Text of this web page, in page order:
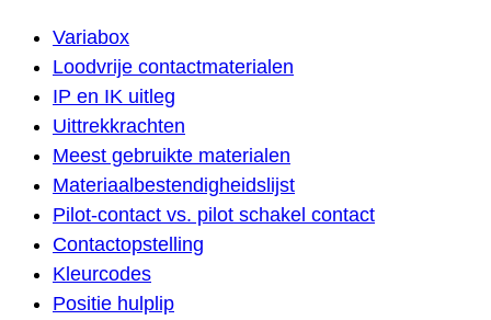
Variabox
Loodvrije contactmaterialen
IP en IK uitleg
Uittrekkrachten
Meest gebruikte materialen
Materiaalbestendigheidslijst
Pilot-contact vs. pilot schakel contact
Contactopstelling
Kleurcodes
Positie hulplip